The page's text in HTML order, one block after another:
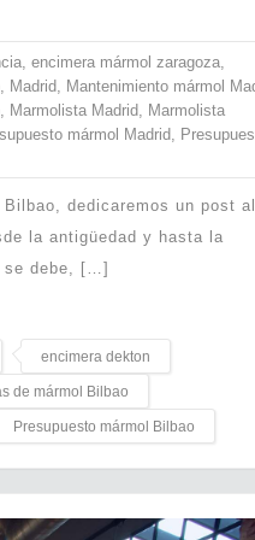
encimera mármol zaragoza
Madrid Mantenimiento mármol
Marmolista Madrid Marmolista
mármol Madrid
dedicaremos un post al
la antigüedad y hasta la
se debe, […]
encimera dekton
de mármol Bilbao
Presupuesto mármol Bilbao